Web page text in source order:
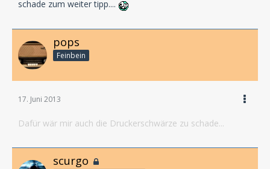
schade zum weiter tipp....
pops
Feinbein
17. Juni 2013
Dafür wär mir auch die Druckerschwärze zu schade...
scurgo